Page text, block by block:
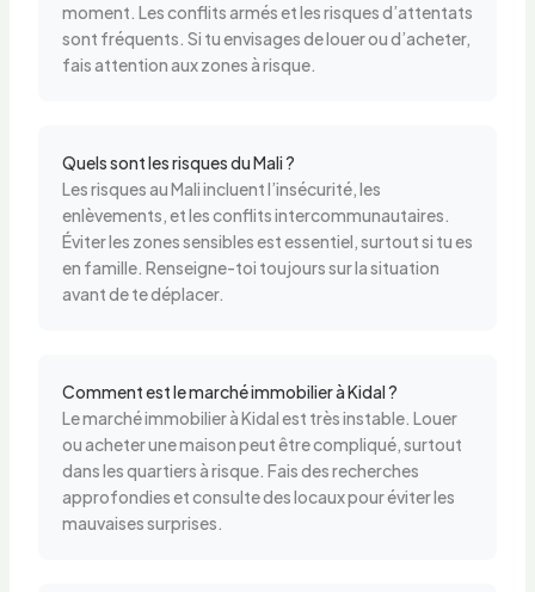
moment. Les conflits armés et les risques d’attentats
sont fréquents. Si tu envisages de louer ou d’acheter,
fais attention aux zones à risque.
Quels sont les risques du Mali ?
Les risques au Mali incluent l’insécurité, les
enlèvements, et les conflits intercommunautaires.
Éviter les zones sensibles est essentiel, surtout si tu es
en famille. Renseigne-toi toujours sur la situation
avant de te déplacer.
Comment est le marché immobilier à Kidal ?
Le marché immobilier à Kidal est très instable. Louer
ou acheter une maison peut être compliqué, surtout
dans les quartiers à risque. Fais des recherches
approfondies et consulte des locaux pour éviter les
mauvaises surprises.